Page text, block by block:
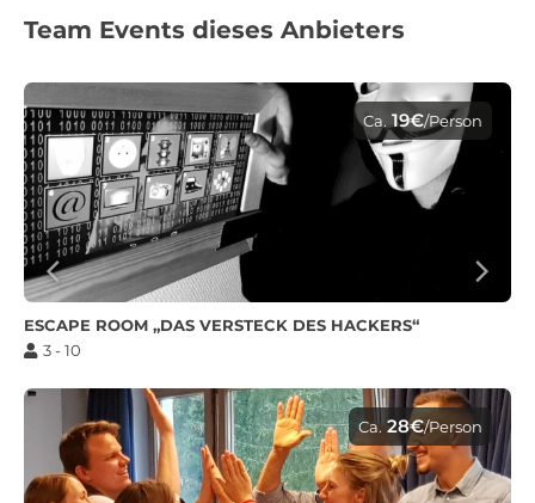
Team Events dieses Anbieters
Ca. 19€/Person
ESCAPE ROOM „DAS VERSTECK DES HACKERS“
3 - 10
Ca. 28€/Person